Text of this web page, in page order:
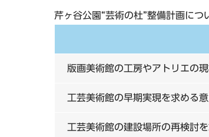
芹ヶ谷公園“芸術の杜”整備計画につ
版画美術館の工房やアトリエの
工芸美術館の早期実現を求める
工芸美術館の建設場所の再検討